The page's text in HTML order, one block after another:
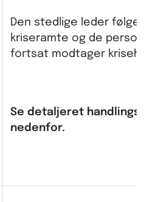
Den stedlige leder
kriseramte og de
fortsat modtager
Se detaljeret
nedenfor.